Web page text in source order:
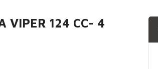
VIPER 124 CC- 4